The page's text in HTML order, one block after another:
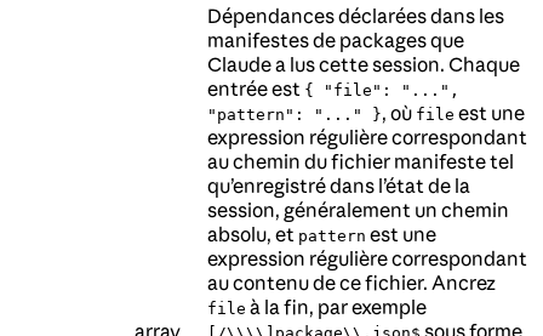
array
Dépendances déclarées dans les
manifestes de packages que
Claude a lus cette session. Chaque
entrée est { "file": "...",
"pattern": "..." }, où file est une
expression régulière correspondant
au chemin du fichier manifeste tel
qu’enregistré dans l’état de la
session, généralement un chemin
absolu, et pattern est une
expression régulière correspondant
au contenu de ce fichier. Ancrez
file à la fin, par exemple
sous forme